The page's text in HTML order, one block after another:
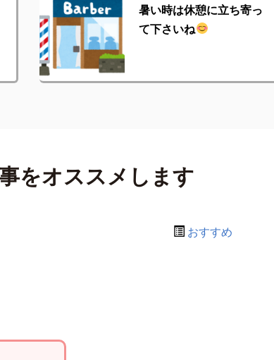
暑い時は休憩に立ち寄っ
て下さいね
をオススメします
おすすめ